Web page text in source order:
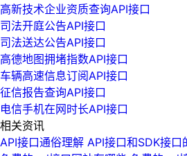
高新技术企业资质查询API接口
司法开庭公告API接口
司法送达公告API接口
高德地图拥堵指数API接口
车辆高速信息订阅API接口
征信报告查询API接口
电信手机在网时长API接口
相关资讯
API接口通俗理解 API接口和SDK接口